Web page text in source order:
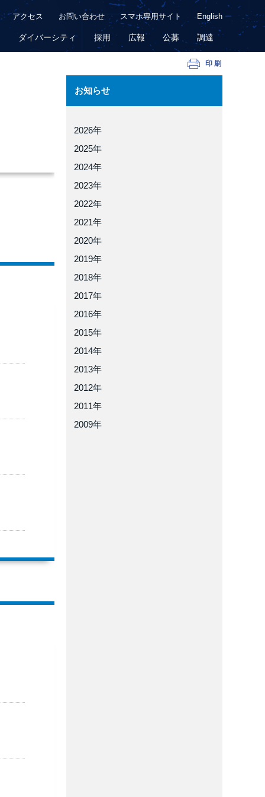
アクセス お問い合わせ スマホ専用サイト English
ダイバーシティ 採用 広報 公募 調達
印刷
お知らせ
2026年
2025年
2024年
2023年
2022年
2021年
2020年
2019年
2018年
2017年
2016年
2015年
2014年
2013年
2012年
2011年
2009年